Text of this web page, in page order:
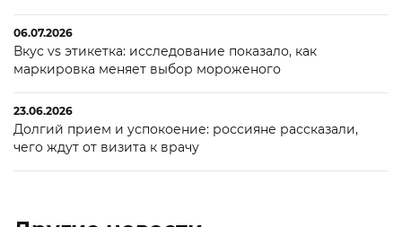
06.07.2026
Вкус vs этикетка: исследование показало, как
маркировка меняет выбор мороженого
23.06.2026
Долгий прием и успокоение: россияне рассказали,
чего ждут от визита к врачу